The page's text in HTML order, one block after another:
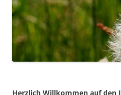
Herzlich Willkommen auf den